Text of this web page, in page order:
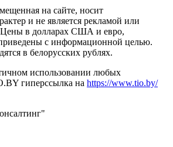
на сайте, носит
и не является рекламой или
в долларах США и евро,
с информационной целью.
в белорусских рублях.
использовании любых
гиперссылка на https://www.tio.by/